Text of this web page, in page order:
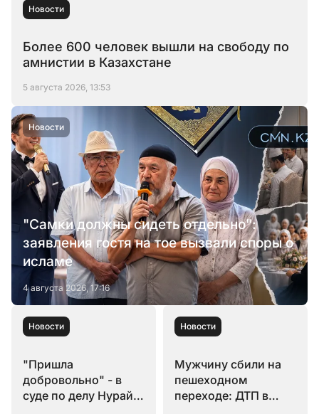
Более 600 человек вышли на свободу по
амнистии в Казахстане
5 августа 2026, 13:53
Новости
"Самки должны сидеть отдельно":
заявления гостя на тое вызвали споры о
исламе
4 августа 2026, 17:16
Новости
"Пришла
добровольно" - в
суде по делу Нурай
Новости
Мужчину сбили на
пешеходном
переходе: ДТП в
Новости